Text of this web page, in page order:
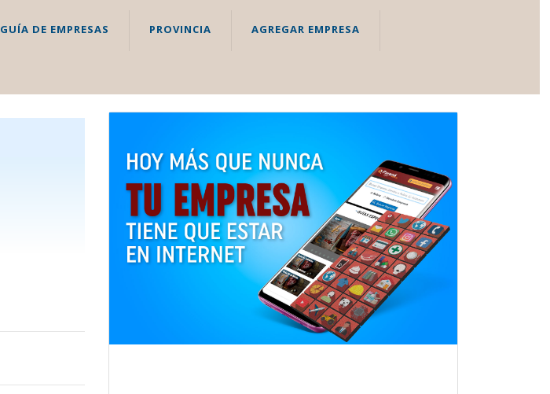
GUÍA DE EMPRESAS PROVINCIA AGREGAR EMPRESA